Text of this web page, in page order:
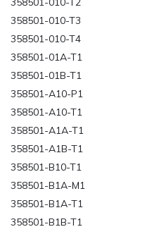
358501-010-T3
358501-010-T4
358501-01A-T1
358501-01B-T1
358501-A10-P1
358501-A10-T1
358501-A1A-T1
358501-A1B-T1
358501-B10-T1
358501-B1A-M1
358501-B1A-T1
358501-B1B-T1